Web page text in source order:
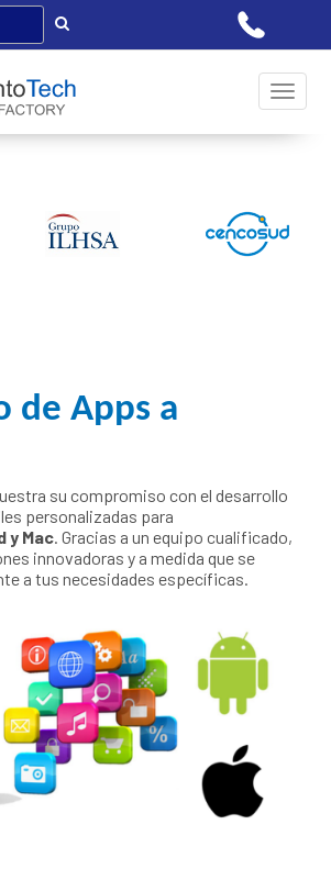
Toggle
de Apps a
su compromiso con el desarrollo
personalizadas para
y Mac. Gracias a un equipo cualificado,
innovadoras y a medida que se
a tus necesidades específicas.